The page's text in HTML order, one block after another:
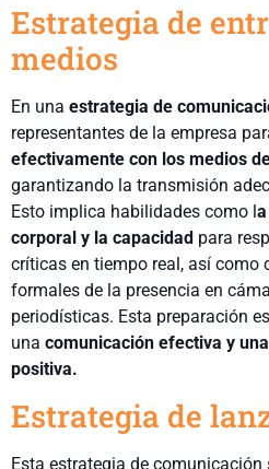
Estrategia de
medios
En una estrategia de
representantes de la empresa
efectivamente con los medios
garantizando la transmisión
Esto implica habilidades como l
corporal y la capacidad para
críticas en tiempo real, así como
formales de la presencia en
periodísticas. Esta preparación
una comunicación efectiva y
positiva.
Estrategia de
Esta estrategia de comunicación